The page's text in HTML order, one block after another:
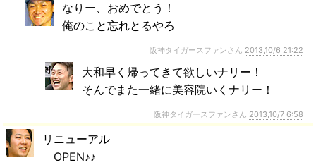
なりー、おめでとう！
俺のこと忘れとるやろ
阪神タイガースファンさん 2013,10/6 21:22
大和早く帰ってきて欲しいナリー！
そんでまた一緒に美容院いくナリー！
阪神タイガースファンさん 2013,10/7 6:58
リニューアル
OPEN♪♪